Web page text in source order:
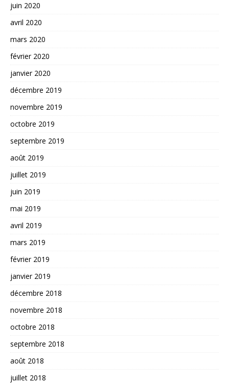
juin 2020
avril 2020
mars 2020
février 2020
janvier 2020
décembre 2019
novembre 2019
octobre 2019
septembre 2019
août 2019
juillet 2019
juin 2019
mai 2019
avril 2019
mars 2019
février 2019
janvier 2019
décembre 2018
novembre 2018
octobre 2018
septembre 2018
août 2018
juillet 2018